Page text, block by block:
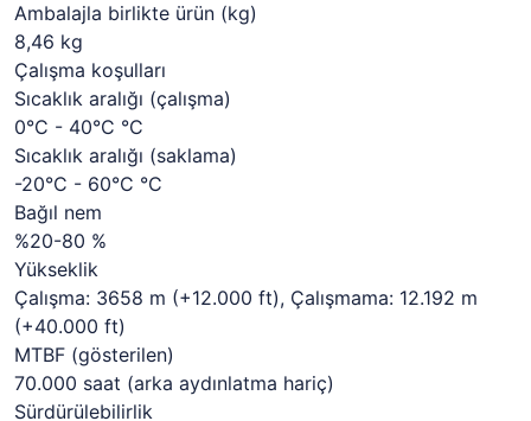
Ambalajla birlikte ürün (kg)
8,46 kg
Çalışma koşulları
Sıcaklık aralığı (çalışma)
0°C - 40°C °C
Sıcaklık aralığı (saklama)
-20°C - 60°C °C
Bağıl nem
%20-80 %
Yükseklik
Çalışma: 3658 m (+12.000 ft), Çalışmama: 12.192 m
(+40.000 ft)
MTBF (gösterilen)
70.000 saat (arka aydınlatma hariç)
Sürdürülebilirlik